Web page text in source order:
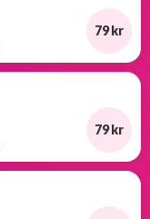
79 kr
79 kr